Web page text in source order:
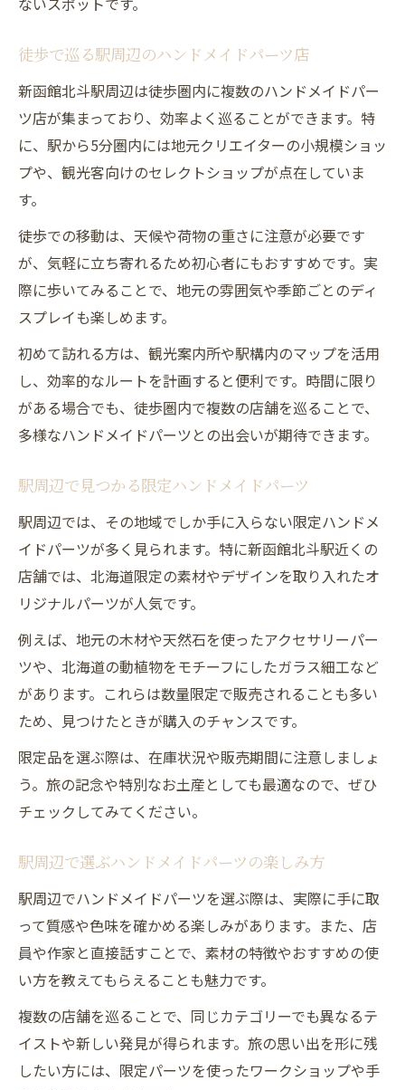
徒歩で巡る駅周辺のハンドメイドパーツ店
新函館北斗駅周辺は徒歩圏内に複数のハンドメイドパー
ツ店が集まっており、効率よく巡ることができます。特
に、駅から5分圏内には地元クリエイターの小規模ショッ
プや、観光客向けのセレクトショップが点在していま
す。
徒歩での移動は、天候や荷物の重さに注意が必要です
が、気軽に立ち寄れるため初心者にもおすすめです。実
際に歩いてみることで、地元の雰囲気や季節ごとのディ
スプレイも楽しめます。
初めて訪れる方は、観光案内所や駅構内のマップを活用
し、効率的なルートを計画すると便利です。時間に限り
がある場合でも、徒歩圏内で複数の店舗を巡ることで、
多様なハンドメイドパーツとの出会いが期待できます。
駅周辺で見つかる限定ハンドメイドパーツ
駅周辺では、その地域でしか手に入らない限定ハンドメ
イドパーツが多く見られます。特に新函館北斗駅近くの
店舗では、北海道限定の素材やデザインを取り入れたオ
リジナルパーツが人気です。
例えば、地元の木材や天然石を使ったアクセサリーパー
ツや、北海道の動植物をモチーフにしたガラス細工など
があります。これらは数量限定で販売されることも多い
ため、見つけたときが購入のチャンスです。
限定品を選ぶ際は、在庫状況や販売期間に注意しましょ
う。旅の記念や特別なお土産としても最適なので、ぜひ
チェックしてみてください。
駅周辺で選ぶハンドメイドパーツの楽しみ方
駅周辺でハンドメイドパーツを選ぶ際は、実際に手に取
って質感や色味を確かめる楽しみがあります。また、店
員や作家と直接話すことで、素材の特徴やおすすめの使
い方を教えてもらえることも魅力です。
複数の店舗を巡ることで、同じカテゴリーでも異なるテ
イストや新しい発見が得られます。旅の思い出を形に残
したい方には、限定パーツを使ったワークショップや手